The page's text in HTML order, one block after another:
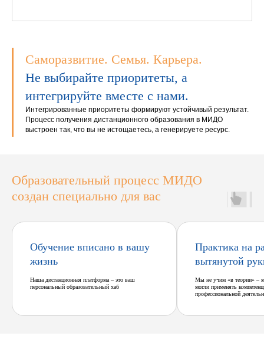
Саморазвитие. Семья. Карьера.
Не выбирайте приоритеты, а
интегрируйте вместе с нами.
Интегрированные приоритеты формируют устойчивый результат.
Процесс получения дистанционного образования в МИДО
выстроен так, что вы не истощаетесь, а генерируете ресурс.
Образовательный процесс МИДО
создан специально для вас
Обучение вписано в вашу
жизнь
Наша дистанционная платформа – это ваш
персональный образовательный хаб
Практика на
вытянутой
Мы не учим «в теории» –
могли применять
профессиональной